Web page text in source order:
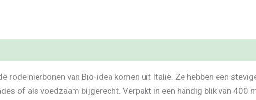
rode nierbonen van Bio-idea komen uit Italië. Ze hebben een
of als voedzaam bijgerecht. Verpakt in een handig blik van 400